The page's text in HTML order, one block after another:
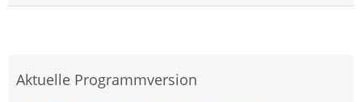
Aktuelle Programmversion